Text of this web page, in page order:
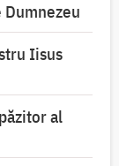
Iisus
al